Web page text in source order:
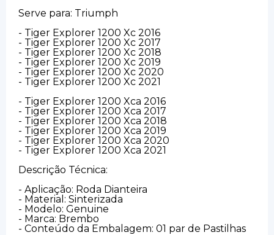
Serve para: Triumph
- Tiger Explorer 1200 Xc 2016
- Tiger Explorer 1200 Xc 2017
- Tiger Explorer 1200 Xc 2018
- Tiger Explorer 1200 Xc 2019
- Tiger Explorer 1200 Xc 2020
- Tiger Explorer 1200 Xc 2021
- Tiger Explorer 1200 Xca 2016
- Tiger Explorer 1200 Xca 2017
- Tiger Explorer 1200 Xca 2018
- Tiger Explorer 1200 Xca 2019
- Tiger Explorer 1200 Xca 2020
- Tiger Explorer 1200 Xca 2021
Descrição Técnica:
- Aplicação: Roda Dianteira
- Material: Sinterizada
- Modelo: Genuine
- Marca: Brembo
- Conteúdo da Embalagem: 01 par de Pastilhas